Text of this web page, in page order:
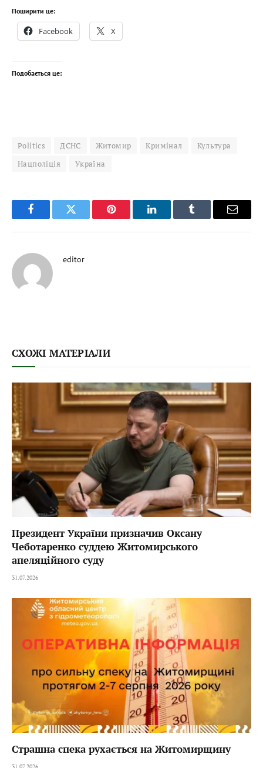
Поширити це:
Facebook X
Подобається це:
Politics ДСНС Житомир Кримінал
Культура
Нацполіція
Україна
FacebookTwitter Pinterest LinkedInTumblr Email
editor
СХОЖІ МАТЕРІАЛИ
Президент України призначив Оксану
Чеботаренко суддею Житомирського
апеляційного суду
31.07.2026
Страшна спека рухається на Житомирщину
31.07.2026